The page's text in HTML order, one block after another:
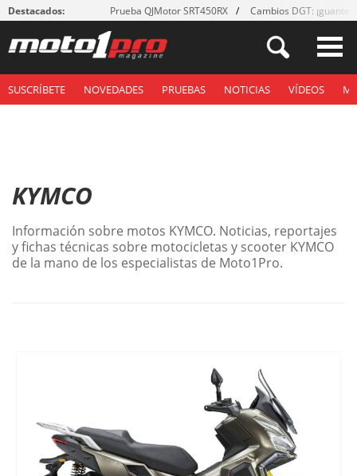
Destacados: Prueba QJMotor SRT450RX Cambios DGT: ¡guantes!
SUSCRÍBETE NOVEDADES PRUEBAS NOTICIAS VÍDEOS
KYMCO
Información sobre motos KYMCO. Noticias, reportajes
y fichas técnicas sobre motocicletas y scooter KYMCO
de la mano de los especialistas de Moto1Pro.